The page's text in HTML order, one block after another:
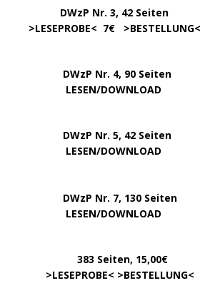
DWzP Nr. 3, 42 Seiten
>LESEPROBE< 7€ >BESTELLUNG<
DWzP Nr. 4, 90 Seiten
LESEN/DOWNLOAD
DWzP Nr. 5, 42 Seiten
LESEN/DOWNLOAD
DWzP Nr. 7, 130 Seiten
LESEN/DOWNLOAD
383 Seiten, 15,00€
>LESEPROBE< >BESTELLUNG<